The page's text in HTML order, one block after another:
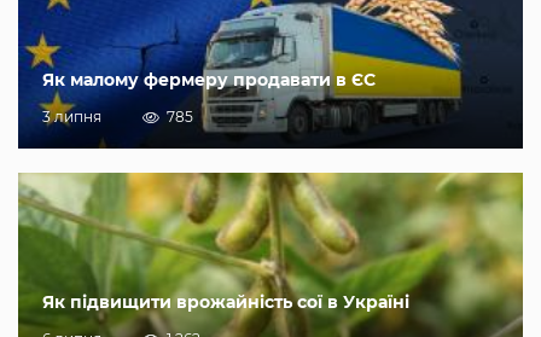
Як малому фермеру продавати в ЄС
3 липня 785
Як підвищити врожайність сої в Україні